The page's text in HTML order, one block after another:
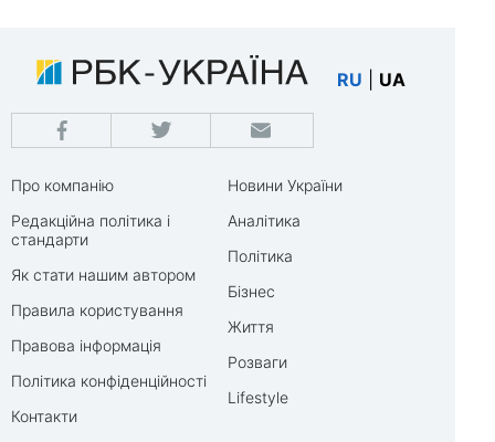
RU UA
Про компанію
Редакційна політика і
стандарти
Як стати нашим автором
Правила користування
Правова інформація
Політика конфіденційності
Контакти
Новини України
Аналітика
Політика
Бізнес
Життя
Розваги
Lifestyle